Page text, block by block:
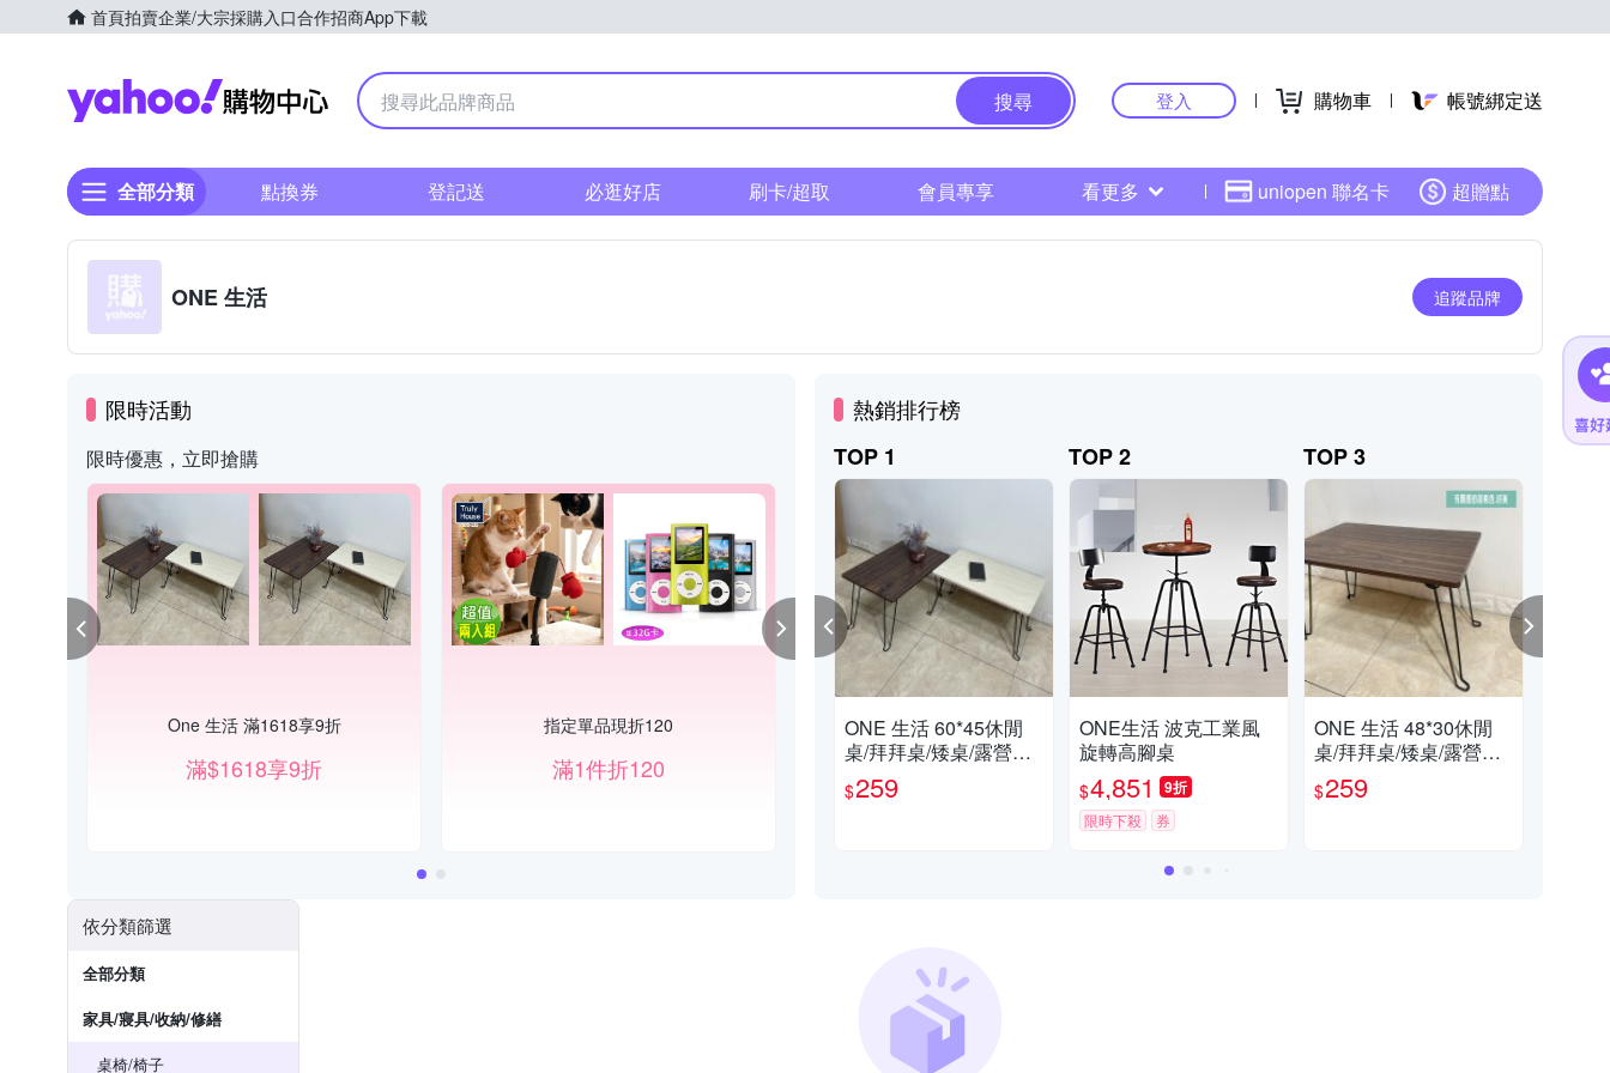
首頁拍賣企業/大宗採購入口合作招商App下載
Yahoo購物中心
搜尋 登入 購物車 帳號綁定送
全部分類 點換券 登記送 必逛好店 刷卡/超取 會員專享 看更多 uniopen 聯名卡 超贈點
ONE 生活 追蹤品牌
限時活動
限時優惠，立即搶購
One 生活 滿1618享9折
滿$1618享9折
指定單品現折120
滿1件折120
戶外露營 精選92折↘
滿1件享92折
熱銷排行榜
TOP 1
ONE 生活 60*45休閒
桌/拜拜桌/矮桌/露營桌
(可收納的桌子/精裝版)
$259
TOP 2
ONE生活 波克工業風
旋轉高腳桌
$4,851 9折
限時下殺 券
TOP 3
ONE 生活 48*30休閒
桌/拜拜桌/矮桌/露營桌
(可超取/可收納的桌子/
精裝版)
$259
依分類篩選
全部分類
家具/寢具/收納/修繕
桌椅/椅子